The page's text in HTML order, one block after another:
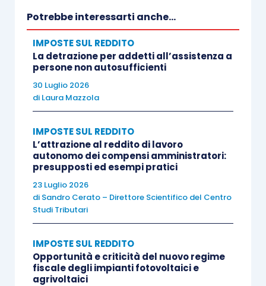
6, e 101, comma 7, Tuir.
La rinuncia non vale ad alterare il regime fiscale
del credito che costituisce oggetto di rinuncia.
Pertanto,“ove si tratti di crediti da lavoro
autonomo del socio nei confronti della società
mediante la rinuncia,comunque conseguiti ed
utilizzati,sussiste l’obbligo di sottoporne a
tassazione il relativo ammontare, con applicazione,
ai sensi dell’articolo 25, D.P.R. 600/1973, della
ritenuta fiscale, cui la società è tenuta quale
sostituto d’imposta”(Cassazione n. 12223/2022).
La rinuncia al credito da parte del socio
costituisce una prestazione che viene ad
Potrebbe interessarti anche...
IMPOSTE SUL REDDITO
La detrazione per addetti all’assistenza a
persone non autosufficienti
30 Luglio 2026
di Laura Mazzola
IMPOSTE SUL REDDITO
L’attrazione al reddito di lavoro
autonomo dei compensi amministratori:
presupposti ed esempi pratici
23 Luglio 2026
di Sandro Cerato – Direttore Scientifico del Centro
Studi Tributari
IMPOSTE SUL REDDITO
Opportunità e criticità del nuovo regime
fiscale degli impianti fotovoltaici e
agrivoltaici